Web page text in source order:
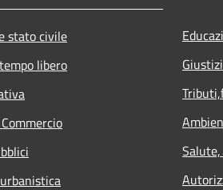
stato civile
libero